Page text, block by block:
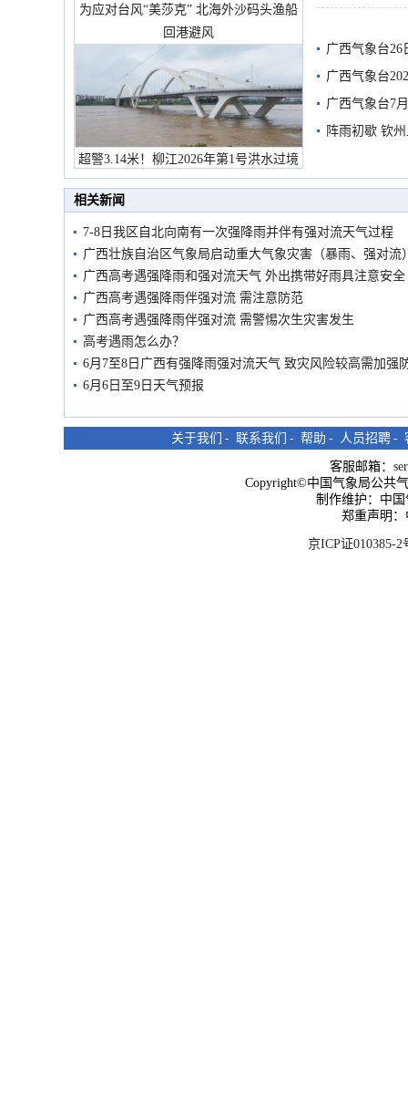
为应对台风“美莎克” 北海外沙码头渔船
回港避风
超警3.14米！柳江2026年第1号洪水过境
市民在堤岸见证汛况
有较强降雨
广西气象台26
广西气象台
预警
广西气象台7
阵雨初歇 钦
相关新闻
7-8日我区自北向南有一次强降雨并伴有强对流天气过程
广西壮族自治区气象局启动重大气象灾害（暴雨、强对
广西高考遇强降雨和强对流天气 外出携带好雨具注意安全
广西高考遇强降雨伴强对流 需注意防范
广西高考遇强降雨伴强对流 需警惕次生灾害发生
高考遇雨怎么办？
6月7至8日广西有强降雨强对流天气 致灾风险较高需加强
6月6日至9日天气预报
关于我们 - 联系我们 - 帮助 - 人员招聘 -
客服邮箱：
Copyright©中国气象局公共
制作维护：中
郑重声明
京ICP证010385-2